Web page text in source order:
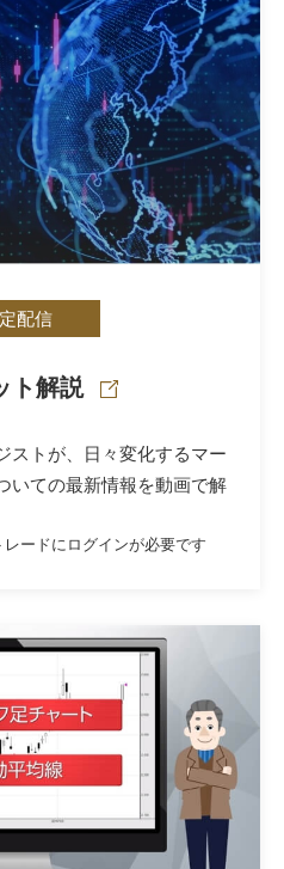
配信
ト解説
ストが、日々変化するマー
いての最新情報を動画で解
ードにログインが必要です